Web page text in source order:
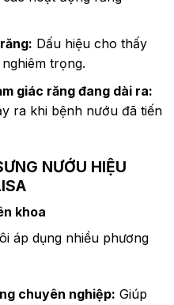
Dấu hiệu cho thấy
trọng.
giác răng đang dài ra:
ra khi bệnh nướu đã tiến
NƯỚU HIỆU
khoa
áp dụng nhiều phương
chuyên nghiệp: Giúp